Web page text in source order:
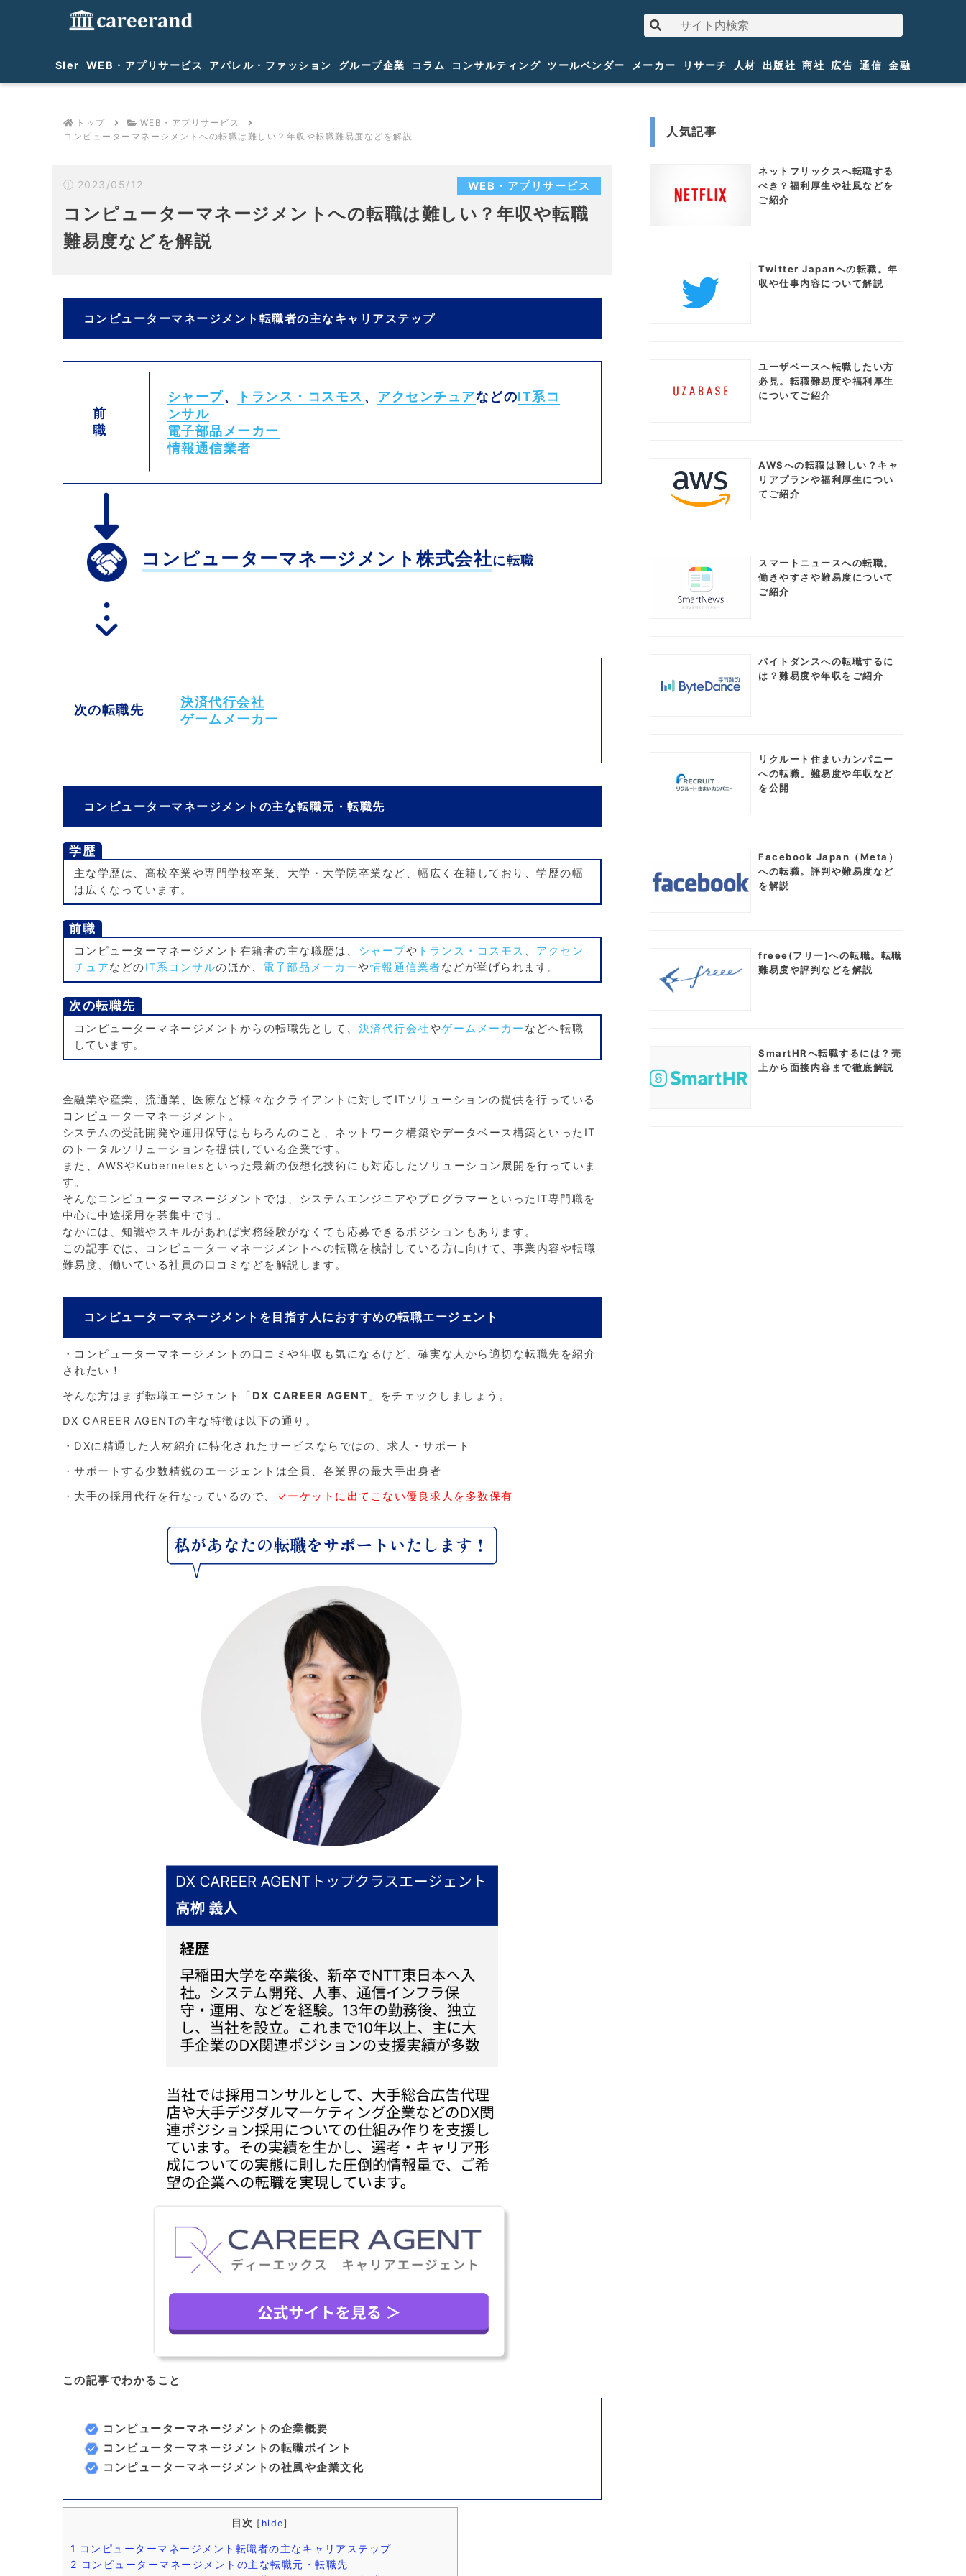
SIer WEB・アプリサービス アパレル・ファッション グループ企業 コラム コンサルティング ツールベンダー メーカー リサーチ 人材 出版社 商社 広告 通信 金融
トップ
WEB・アプリサービス
コンピューターマネージメントへの転職は難しい？年収や転職難易度などを解説
2023/05/12 WEB・アプリサービス
コンピューターマネージメントへの転職は難しい？年収や転職
難易度などを解説
コンピューターマネージメント転職者の主なキャリアステップ
前
職
シャープ、 トランス・コスモス、 アクセンチュアなどのIT系コ
ンサル
電子部品メーカー
情報通信業者
コンピューターマネージメント株式会社に転職
次の転職先
決済代行会社
ゲームメーカー
コンピューターマネージメントの主な転職元・転職先
学歴
主な学歴は、高校卒業や専門学校卒業、大学・大学院卒業など、幅広く在籍しており、学歴の幅
は広くなっています。
前職
コンピューターマネージメント在籍者の主な職歴は、 シャープや トランス・コスモス 、 アクセン
チュアなどのIT系コンサルのほか、 電子部品メーカーや情報通信業者などが挙げられます。
次の転職先
コンピューターマネージメントからの転職先として、 決済代行会社やゲームメーカー などへ転職
しています。
金融業や産業、流通業、医療など様々なクライアントに対してITソリューションの提供を行っている
コンピューターマネージメント。
システムの受託開発や運用保守はもちろんのこと、ネットワーク構築やデータベース構築といったIT
のトータルソリューションを提供している企業です。
また、AWSやKubernetesといった最新の仮想化技術にも対応したソリューション展開を行っていま
す。
そんなコンピューターマネージメントでは、システムエンジニアやプログラマーといったIT専門職を
中心に中途採用を募集中です。
なかには、知識やスキルがあれば実務経験がなくても応募できるポジションもあります。
この記事では、コンピューターマネージメントへの転職を検討している方に向けて、事業内容や転職
難易度、働いている社員の口コミなどを解説します。
コンピューターマネージメントを目指す人におすすめの転職エージェント
・コンピューターマネージメントの口コミや年収も気になるけど、確実な人から適切な転職先を紹介
されたい！
そんな方はまず転職エージェント「 DX CAREER AGENT 」をチェックしましょう。
DX CAREER AGENTの主な特徴は以下の通り。
・DXに精通した人材紹介に特化されたサービスならではの、求人・サポート
・サポートする少数精鋭のエージェントは全員、各業界の最大手出身者
・大手の採用代行を行なっているので、 マーケットに出てこない優良求人を多数保有
この記事でわかること
コンピューターマネージメントの企業概要
コンピューターマネージメントの転職ポイント
コンピューターマネージメントの社風や企業文化
目次 [ hide]
1 コンピューターマネージメント転職者の主なキャリアステップ
2 コンピューターマネージメントの主な転職元・転職先
人気記事
ネットフリックスへ転職する
べき？福利厚生や社風などを
ご紹介
Twitter Japanへの転職。年
収や仕事内容について解説
ユーザベースへ転職したい方
必見。転職難易度や福利厚生
についてご紹介
AWSへの転職は難しい？キャ
リアプランや福利厚生につい
てご紹介
スマートニュースへの転職。
働きやすさや難易度について
ご紹介
バイトダンスへの転職するに
は？難易度や年収をご紹介
リクルート住まいカンパニー
への転職。難易度や年収など
を公開
Facebook Japan（Meta）
への転職。評判や難易度など
を解説
freee(フリー)への転職。転職
難易度や評判などを解説
SmartHRへ転職するには？売
上から面接内容まで徹底解説